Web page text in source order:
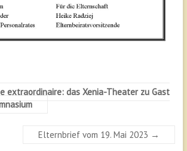
extraordinaire: das Xenia-Theater zu Gast
Elternbrief vom 19. Mai 2023 →